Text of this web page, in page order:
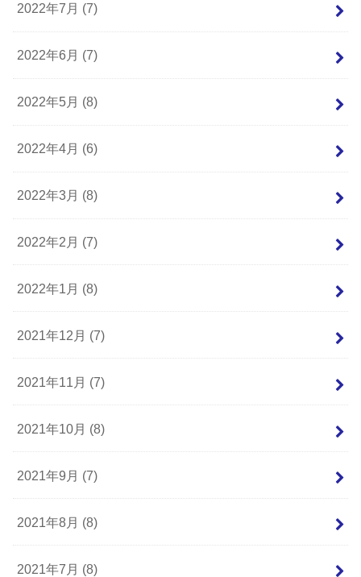
2022年7月 (7)
2022年6月 (7)
2022年5月 (8)
2022年4月 (6)
2022年3月 (8)
2022年2月 (7)
2022年1月 (8)
2021年12月 (7)
2021年11月 (7)
2021年10月 (8)
2021年9月 (7)
2021年8月 (8)
2021年7月 (8)